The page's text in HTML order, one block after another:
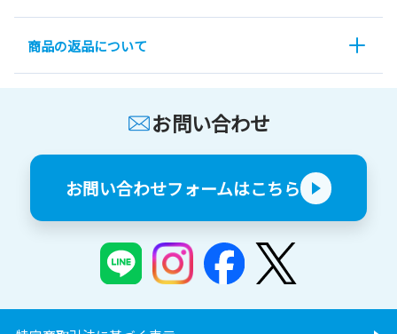
商品の返品について
お問い合わせ
お問い合わせフォームはこちら